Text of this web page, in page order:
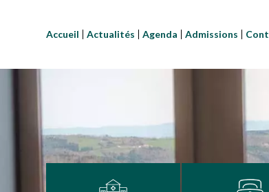
Accueil Actualités Agenda Admissions